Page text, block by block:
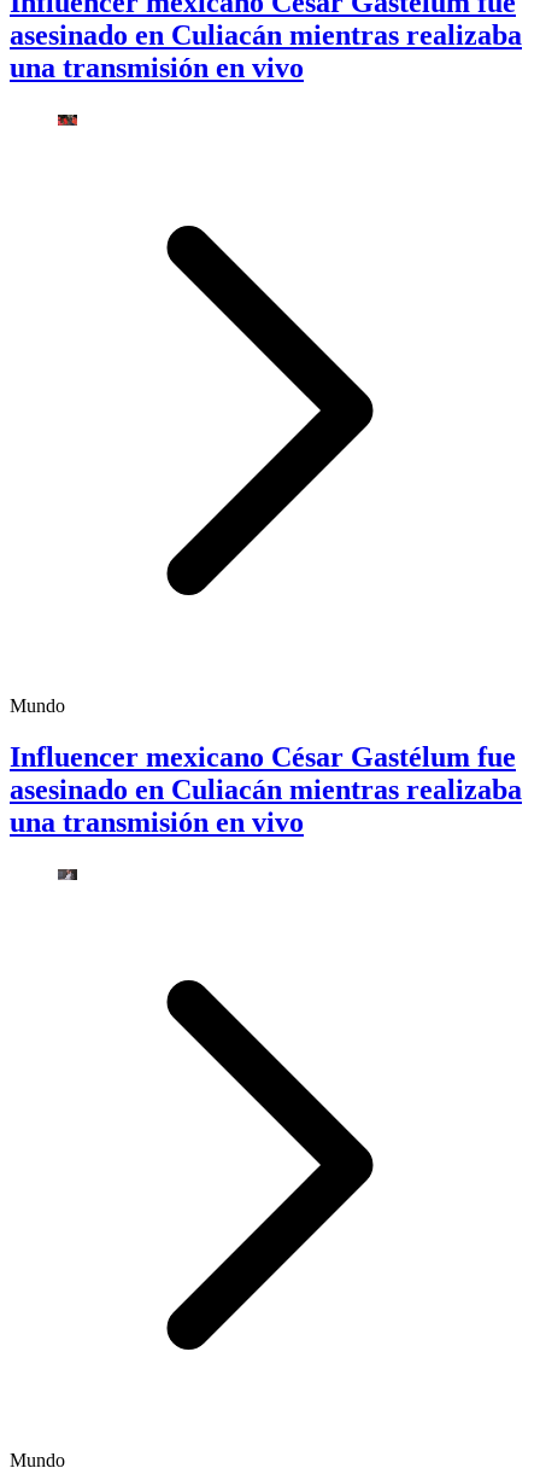
asesinado en Culiacán mientras realizaba
una transmisión en vivo
Mundo
Influencer mexicano César Gastélum fue
asesinado en Culiacán mientras realizaba
una transmisión en vivo
Mundo